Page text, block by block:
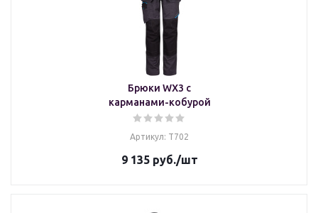
Брюки WX3 с
карманами-кобурой
Артикул: T702
9 135руб./шт